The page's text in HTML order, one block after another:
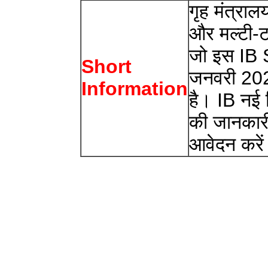
Short
Information
गृह
और मल्टी-
जो इस IB
जनवरी
है। IB नई
की
आवेदन